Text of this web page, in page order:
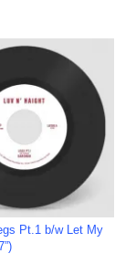
Pt.1 b/w Let My